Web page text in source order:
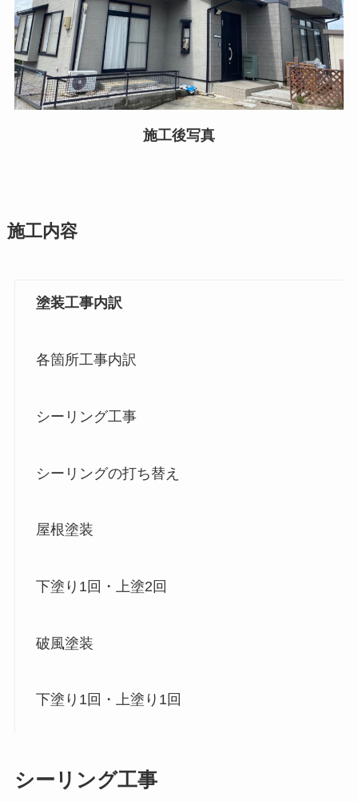
施工後写真
施工内容
塗装工事内訳
各箇所工事内訳
シーリング工事
シーリングの打ち替え
屋根塗装
下塗り1回・上塗2回
破風塗装
下塗り1回・上塗り1回
シーリング工事